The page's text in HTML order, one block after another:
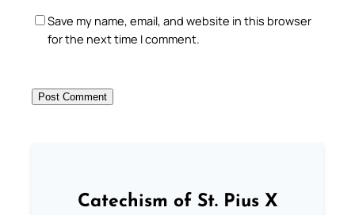
Save my name, email, and website in this browser
for the next time I comment.
Catechism of St. Pius X